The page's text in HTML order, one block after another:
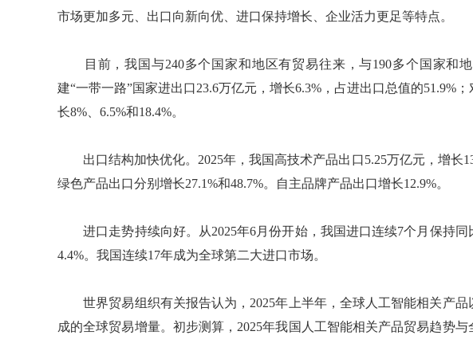
市场更加多元、出口向新向优、进口保持增长、企业活力更足等特点。
目前，我国与240多个国家和地区有贸易往来，与190多个国家和
建“一带一路”国家进出口23.6万亿元，增长6.3%，占进出口总值的51.9%
长8%、6.5%和18.4%。
出口结构加快优化。2025年，我国高技术产品出口5.25万亿元，增长
绿色产品出口分别增长27.1%和48.7%。自主品牌产品出口增长12.9%。
进口走势持续向好。从2025年6月份开始，我国进口连续7个月保持同
4.4%。我国连续17年成为全球第二大进口市场。
世界贸易组织有关报告认为，2025年上半年，全球人工智能相关产品
成的全球贸易增量。初步测算，2025年我国人工智能相关产品贸易趋势